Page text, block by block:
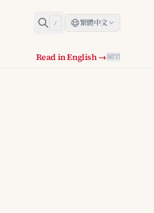
/ 繁體中文
Read in English →關閉